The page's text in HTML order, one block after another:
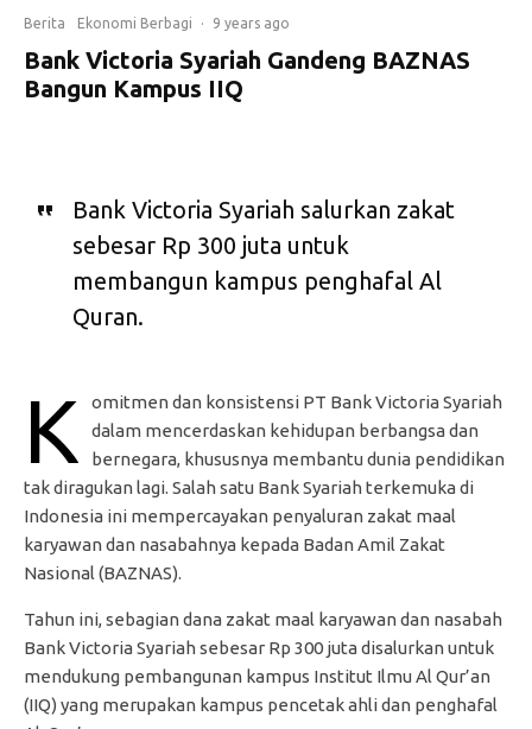
Berita Ekonomi Berbagi · 9 years ago
Bank Victoria Syariah Gandeng BAZNAS
Bangun Kampus IIQ
Bank Victoria Syariah salurkan zakat
sebesar Rp 300 juta untuk
membangun kampus penghafal Al
Quran.
K
omitmen dan konsistensi PT Bank Victoria Syariah
dalam mencerdaskan kehidupan berbangsa dan
bernegara, khususnya membantu dunia pendidikan
tak diragukan lagi. Salah satu Bank Syariah terkemuka di
Indonesia ini mempercayakan penyaluran zakat maal
karyawan dan nasabahnya kepada Badan Amil Zakat
Nasional (BAZNAS).
Tahun ini, sebagian dana zakat maal karyawan dan nasabah
Bank Victoria Syariah sebesar Rp 300 juta disalurkan untuk
mendukung pembangunan kampus Institut Ilmu Al Qur’an
(IIQ) yang merupakan kampus pencetak ahli dan penghafal